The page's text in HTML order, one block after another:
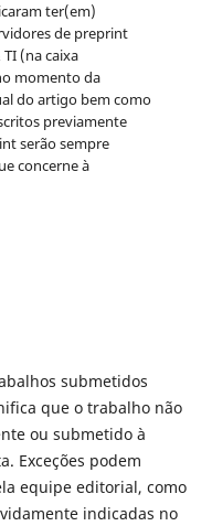
ter(em)
de preprint
(na caixa
momento da
do artigo bem como
previamente
serão sempre
concerne à
submetidos
que o trabalho não
ou submetido à
Exceções podem
equipe editorial, como
indicadas no